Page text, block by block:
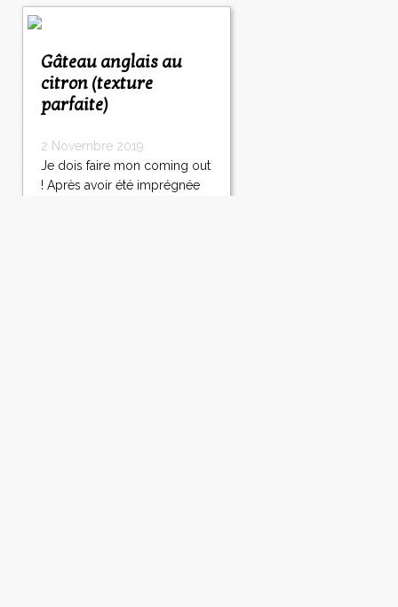
Gâteau anglais au
citron (texture
parfaite)
2 Novembre 2019
Je dois faire mon coming out
! Après avoir été imprégnée